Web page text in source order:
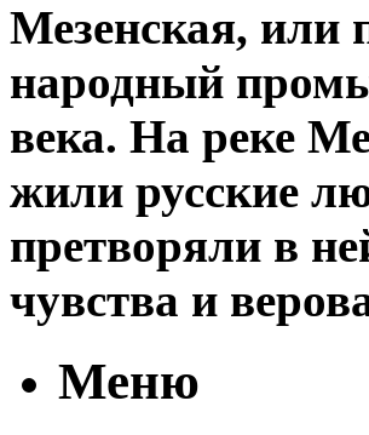
Мезенская, или
народный
века. На реке
жили русские
претворяли в
чувства и
Меню